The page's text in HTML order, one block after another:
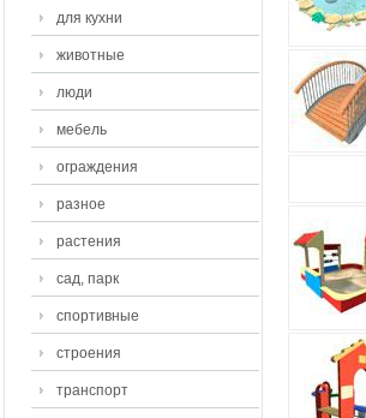
для кухни
животные
люди
мебель
ограждения
разное
растения
сад, парк
спортивные
строения
транспорт